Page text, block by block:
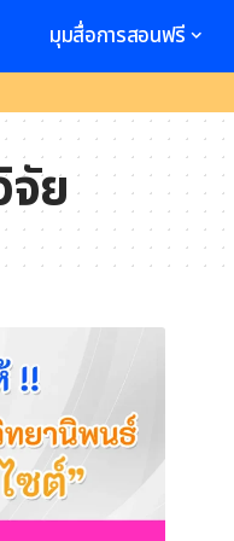
มุมสื่อการสอนฟรี
จัย